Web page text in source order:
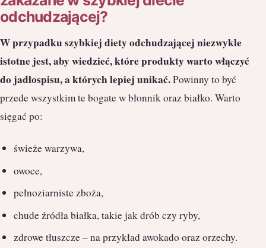
odchudzającej?
W przypadku szybkiej diety odchudzającej niezwykle
istotne jest, aby wiedzieć, które produkty warto włączyć
do jadłospisu, a których lepiej unikać.Powinny to być
przede wszystkim te bogate w błonnik oraz białko. Warto
sięgać po:
świeże warzywa,
owoce,
pełnoziarniste zboża,
chude źródła białka, takie jak drób czy ryby,
zdrowe tłuszcze – na przykład awokado oraz orzechy.